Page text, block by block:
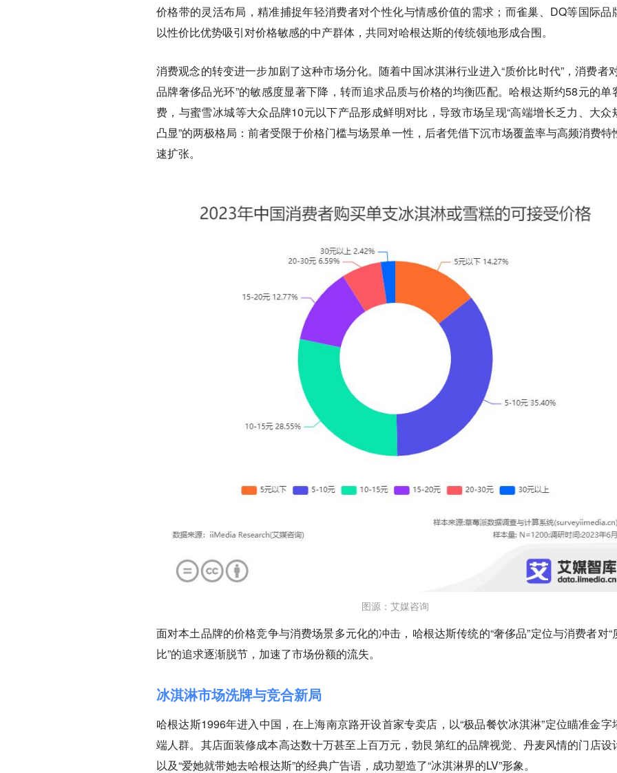
价格带的灵活布局，精准捕捉年轻消费者对个性化与情感价值的需求；而雀巢、DQ等国际品
以性价比优势吸引对价格敏感的中产群体，共同对哈根达斯的传统领地形成合围。
消费观念的转变进一步加剧了这种市场分化。随着中国冰淇淋行业进入“质价比时代”，消费者
品牌奢侈品光环”的敏感度显著下降，转而追求品质与价格的均衡匹配。哈根达斯约58元的单
费，与蜜雪冰城等大众品牌10元以下产品形成鲜明对比，导致市场呈现“高端增长乏力、大众
凸显”的两极格局：前者受限于价格门槛与场景单一性，后者凭借下沉市场覆盖率与高频消费特
速扩张。
图源：艾媒咨询
面对本土品牌的价格竞争与消费场景多元化的冲击，哈根达斯传统的“奢侈品”定位与消费者对“
比”的追求逐渐脱节，加速了市场份额的流失。
冰淇淋市场洗牌与竞合新局
哈根达斯1996年进入中国，在上海南京路开设首家专卖店，以“极品餐饮冰淇淋”定位瞄准金字
端人群。其店面装修成本高达数十万甚至上百万元，勃艮第红的品牌视觉、丹麦风情的门店设
以及“爱她就带她去哈根达斯”的经典广告语，成功塑造了“冰淇淋界的LV”形象。